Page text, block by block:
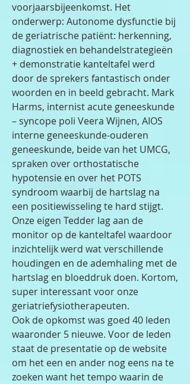
voorjaarsbijeenkomst. Het
onderwerp: Autonome dysfunctie bij
de geriatrische patiënt: herkenning,
diagnostiek en behandelstrategieën
+ demonstratie kanteltafel werd
door de sprekers fantastisch onder
woorden en in beeld gebracht. Mark
Harms, internist acute geneeskunde
– syncope poli Veera Wijnen, AIOS
interne geneeskunde-ouderen
geneeskunde, beide van het UMCG,
spraken over orthostatische
hypotensie en over het POTS
syndroom waarbij de hartslag na
een positiewisseling te hard stijgt.
Onze eigen Tedder lag aan de
monitor op de kanteltafel waardoor
inzichtelijk werd wat verschillende
houdingen en de ademhaling met de
hartslag en bloeddruk doen. Kortom,
super interessant voor onze
geriatriefysiotherapeuten.
Ook de opkomst was goed 40 leden
waaronder 5 nieuwe. Voor de leden
staat de presentatie op de website
om het een en ander nog eens na te
zoeken want het tempo waarin de